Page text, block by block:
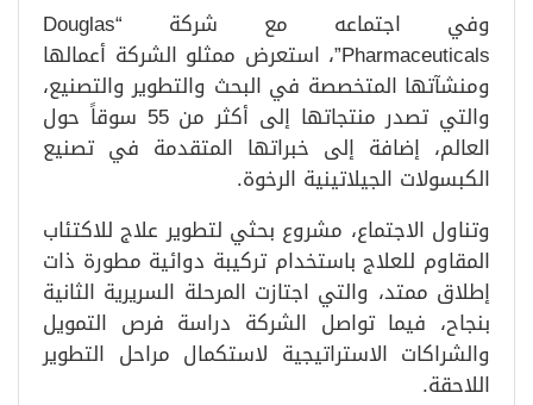
وفي اجتماعه مع شركة “Douglas
Pharmaceuticals”، استعرض ممثلو الشركة أعمالها
ومنشآتها المتخصصة في البحث والتطوير والتصنيع،
والتي تصدر منتجاتها إلى أكثر من 55 سوقاً حول
العالم، إضافة إلى خبراتها المتقدمة في تصنيع
الكبسولات الجيلاتينية الرخوة.
وتناول الاجتماع، مشروع بحثي لتطوير علاج للاكتئاب
المقاوم للعلاج باستخدام تركيبة دوائية مطورة ذات
إطلاق ممتد، والتي اجتازت المرحلة السريرية الثانية
بنجاح، فيما تواصل الشركة دراسة فرص التمويل
والشراكات الاستراتيجية لاستكمال مراحل التطوير
اللاحقة.